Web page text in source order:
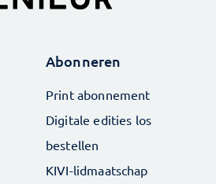
Abonneren
Print abonnement
Digitale edities los
bestellen
KIVI-lidmaatschap